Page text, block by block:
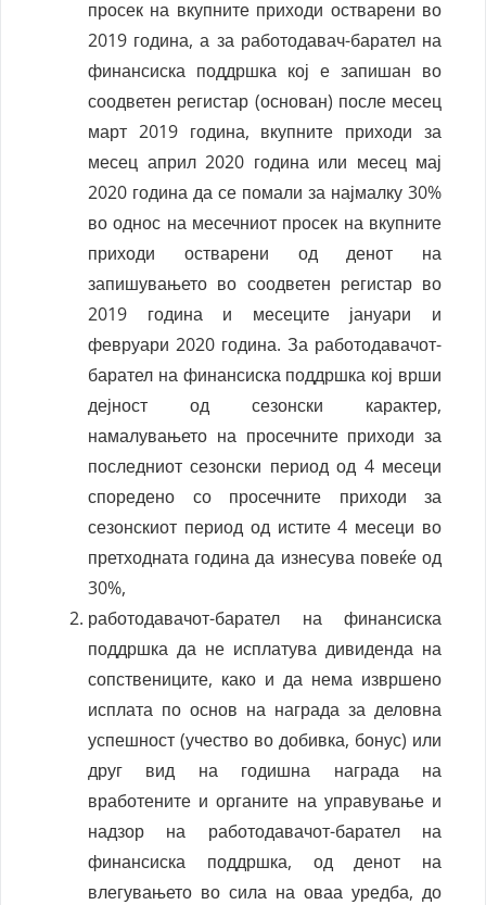
просек на вкупните приходи остварени во
2019 година, а за работодавач-барател на
финансиска поддршка кој е запишан во
соодветен регистар (основан) после месец
март 2019 година, вкупните приходи за
месец април 2020 година или месец мај
2020 година да се помали за најмалку 30%
во однос на месечниот просек на вкупните
приходи остварени од денот на
запишувањето во соодветен регистар во
2019 година и месеците јануари и
февруари 2020 година. За работодавачот-
барател на финансиска поддршка кој врши
дејност од сезонски карактер,
намалувањето на просечните приходи за
последниот сезонски период од 4 месеци
споредено со просечните приходи за
сезонскиот период од истите 4 месеци во
претходната година да изнесува повеќе од
30%,
работодавачот-барател на финансиска
поддршка да не исплатува дивиденда на
сопствениците, како и да нема извршено
исплата по основ на награда за деловна
успешност (учество во добивка, бонус) или
друг вид на годишна награда на
вработените и органите на управување и
надзор на работодавачот-барател на
финансиска поддршка, од денот на
влегувањето во сила на оваа уредба, до